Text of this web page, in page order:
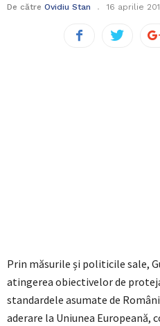
De către Ovidiu Stan 16 aprilie
Prin măsurile și politicile sale,
atingerea obiectivelor de
standardele asumate de
aderare la Uniunea Europeană,